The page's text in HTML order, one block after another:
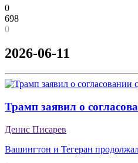
0
698
0
2026-06-11
Трамп заявил о
Денис Писарев
Вашингтон и Тегеран